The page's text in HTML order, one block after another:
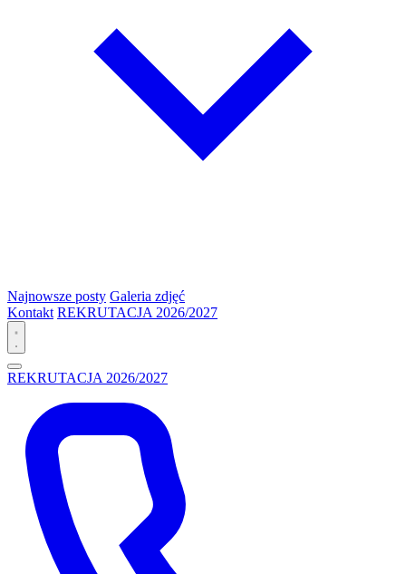
Najnowsze posty Galeria zdjęć
Kontakt REKRUTACJA 2026/2027
REKRUTACJA 2026/2027